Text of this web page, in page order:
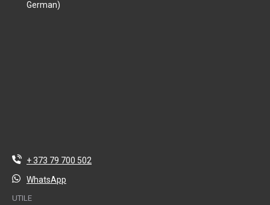
German)
+ 373 79 700 502
WhatsApp
UTILE